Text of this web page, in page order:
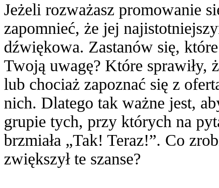
Jeżeli rozważasz promowanie
zapomnieć, że jej
dźwiękowa. Zastanów się,
Twoją uwagę? Które sprawiły,
lub chociaż zapoznać się z
nich. Dlatego tak ważne jest,
grupie tych, przy których na
brzmiała „Tak! Teraz!”. Co
zwiększył te szanse?